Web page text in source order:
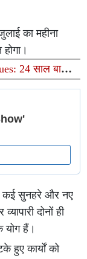
का महीना
24 साल बाद
देशों के 12 वेन्यू
सुनहरे और नए
दोनों ही
योग हैं।
कार्यों को